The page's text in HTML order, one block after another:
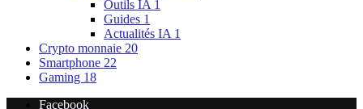
Outils IA 1
Guides 1
Actualités IA 1
Crypto monnaie 20
Smartphone 22
Gaming 18
Facebook